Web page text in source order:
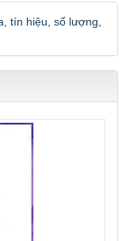
tín hiệu số lượng